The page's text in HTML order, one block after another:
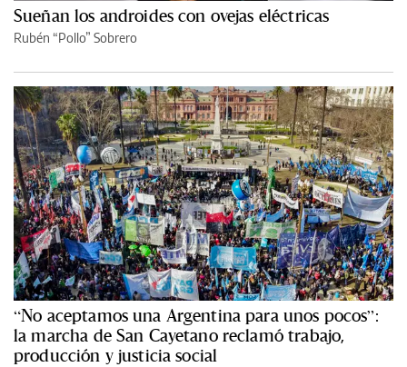
Sueñan los androides con ovejas eléctricas
Rubén “Pollo” Sobrero
“No aceptamos una Argentina para unos pocos”:
la marcha de San Cayetano reclamó trabajo,
producción y justicia social